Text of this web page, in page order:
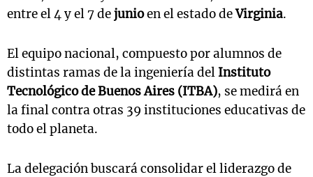
entre el 4 y el 7 dejunioen el estado deVirginia.
El equipo nacional, compuesto por alumnos de
distintas ramas de la ingeniería del Instituto
Tecnológico de Buenos Aires (ITBA), se medirá en
la final contra otras 39 instituciones educativas de
todo el planeta.
La delegación buscará consolidar el liderazgo de